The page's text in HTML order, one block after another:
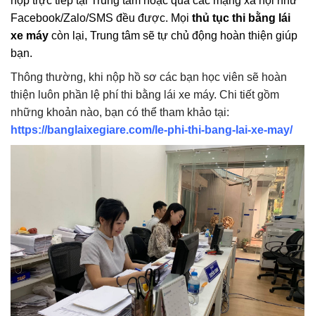
Facebook/Zalo/SMS đều được. Mọi thủ tục thi bằng lái
xe máy còn lại, Trung tâm sẽ tự chủ động hoàn thiện giúp
bạn.
Thông thường, khi nộp hồ sơ các bạn học viên sẽ hoàn
thiện luôn phần lệ phí thi bằng lái xe máy. Chi tiết gồm
những khoản nào, bạn có thể tham khảo tại:
https://banglaixegiare.com/le-phi-thi-bang-lai-xe-may/